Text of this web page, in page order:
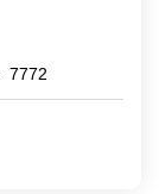
7772